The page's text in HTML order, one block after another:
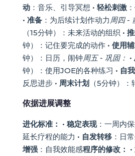
动：音乐、引导冥想 • 轻松刺激
• 准备：为后续计划作动力周四 -
（15分钟）：未来活动的组织 •
钟）：记住要完成的动作 • 使用
钟）：日历，闹钟周五 - 巩固： •
钟）：使用JOE的各种练习 • 自
反思进步 • 周末计划（5分钟）：
依据进展调整
进化标准： • 稳定表现：一周内
延长疗程的能力 • 自发转移：日
增强：自我效能感程序的修改： •